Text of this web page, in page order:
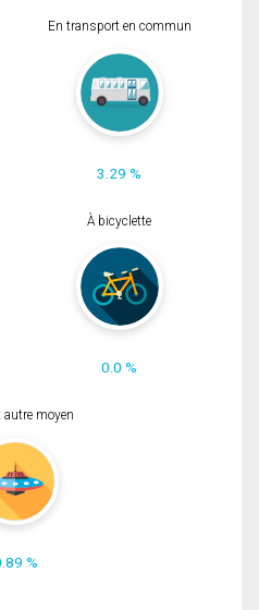
En transport en commun
3.29 %
À bicyclette
0.0 %
autre moyen
%